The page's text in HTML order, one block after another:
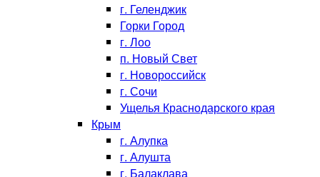
г. Геленджик
Горки Город
г. Лоо
п. Новый Свет
г. Новороссийск
г. Сочи
Ущелья Краснодарского края
Крым
г. Алупка
г. Алушта
г. Балаклава